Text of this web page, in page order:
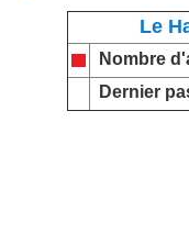
Le
Nombre
Dernier